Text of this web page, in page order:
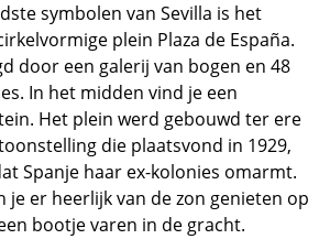
symbolen van Sevilla is het
plein Plaza de España.
door een galerij van bogen en 48
In het midden vind je een
Het plein werd gebouwd ter ere
die plaatsvond in 1929,
Spanje haar ex-kolonies omarmt.
je er heerlijk van de zon genieten op
bootje varen in de gracht.